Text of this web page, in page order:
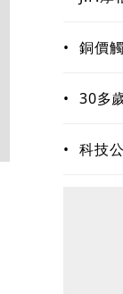
賺錢
• 銅價
• 30多
• 科技